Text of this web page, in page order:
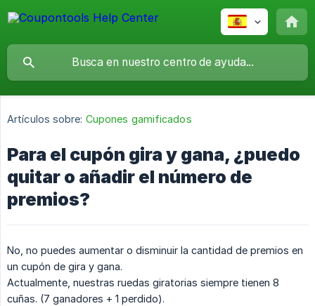
Artículos sobre: Cupones gamificados
Para el cupón gira y gana, ¿puedo
quitar o añadir el número de
premios?
No, no puedes aumentar o disminuir la cantidad de premios en
un cupón de gira y gana.
Actualmente, nuestras ruedas giratorias siempre tienen 8
cuñas. (7 ganadores + 1 perdido).